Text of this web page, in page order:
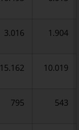
3.016 1.904
15.162 10.019
795 543